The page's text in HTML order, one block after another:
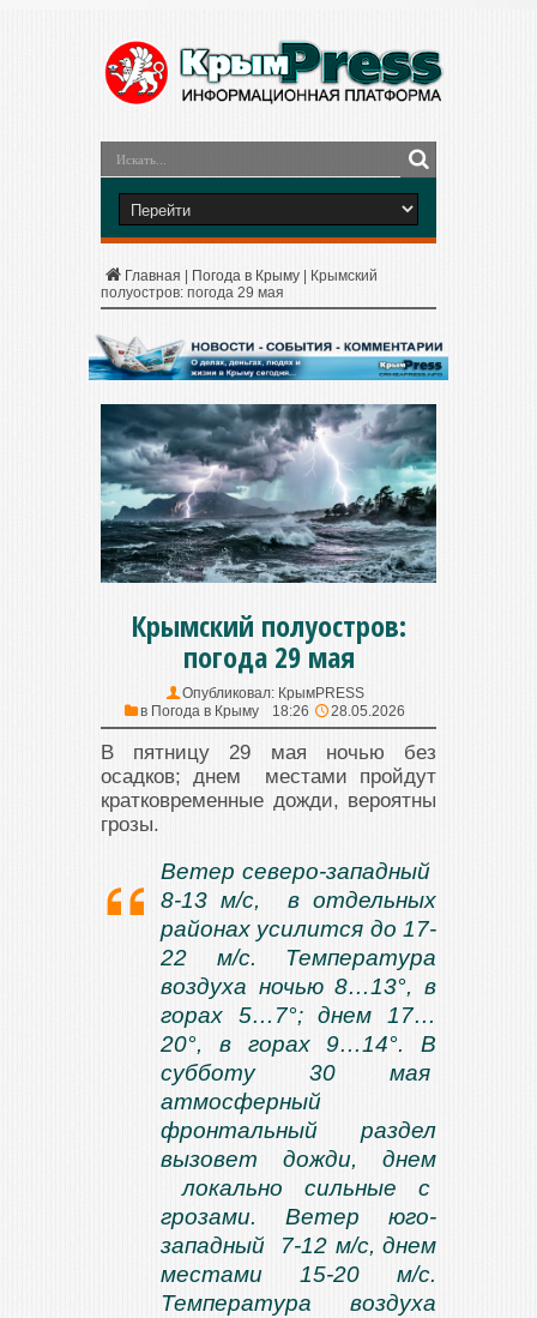
Главная Погода в Крыму
Крымский
полуостров: погода 29 мая
Крымский полуостров:
погода 29 мая
Опубликовал: КрымPRESS
в Погода в Крыму 18:26 28.05.2026
В пятницу 29 мая ночью без
осадков; днем местами пройдут
кратковременные дожди, вероятны
грозы.
Ветер северо-западный
8-13 м/с, в отдельных
районах усилится до 17-
22 м/с. Температура
воздуха ночью 8…13°, в
горах 5…7°; днем 17…
20°, в горах 9…14°. В
субботу 30 мая
атмосферный
фронтальный раздел
вызовет дожди, днем
локально сильные с
грозами. Ветер юго-
западный 7-12 м/с, днем
местами 15-20 м/с.
Температура воздуха